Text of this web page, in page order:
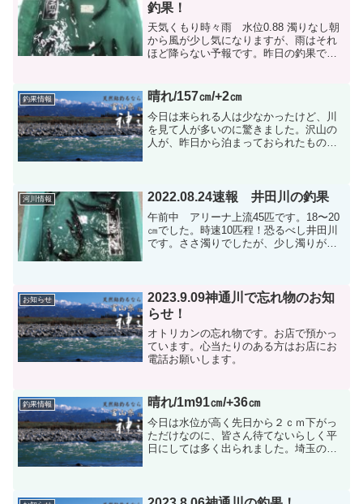
釣果！
天気くもり時々雨 水位0.88 濁りなし朝
から風が少し気になりますが、雨はそれ
ほど降らない予報です。昨日の釣果です
鉄橋36匹の情報、富山大橋から有沢橋下
流と変わりな...
釣果情報 晴れ/157㎝/+2㎝
今日は来られる人は少なかったけど、川
を見て人が多いのに驚きました。沢山の
人が、昨日から泊まっておられたものと
います。前置きはこのぐら...
河川情報 2022.08.24速報 井田川の釣果
午前中 アリーナ上流45匹です。18〜20
㎝でした。時速10匹程！恐るべし井田川
です。ささ濁りでしたが、少し濁りがあ
お知らせ
2023.9.09神通川で忘れ物のお知
らせ！
オトリカンの忘れ物です。お店で預かっ
ています。心当たりのある方はお店にお
電話お願いします。
釣果情報 晴れ/1m91㎝/+36㎝
今日は水位が高く先日から２ｃｍ下がっ
ただけなのに、皆さん待てないらしく平
日にしては多く出られました。埼玉の人
だけど楽しかったとのこと...